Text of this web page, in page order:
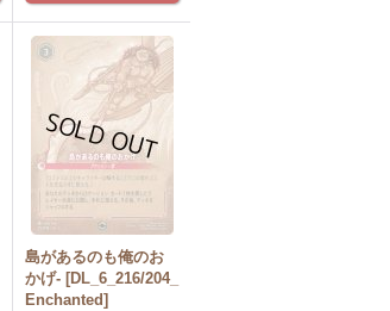
島があるのも俺のお
かげ- [DL_6_216/204_
Enchanted]